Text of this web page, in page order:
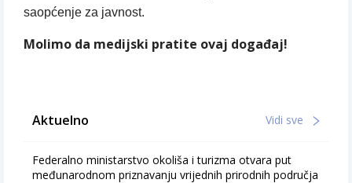
saopćenje za javnost.
Molimo da medijski pratite ovaj događaj!
Aktuelno Vidi sve
Federalno ministarstvo okoliša i turizma otvara put
međunarodnom priznavanju vrijednih prirodnih područja